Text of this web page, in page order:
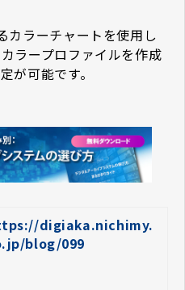
カラーチャートを使用し
ラープロファイルを作成
が可能です。
digiaka.nichimy.
blog/099